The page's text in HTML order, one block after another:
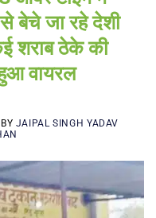
बेचे जा रहे देशी
शराब ठेके की
वायरल
BY JAIPAL SINGH YADAV